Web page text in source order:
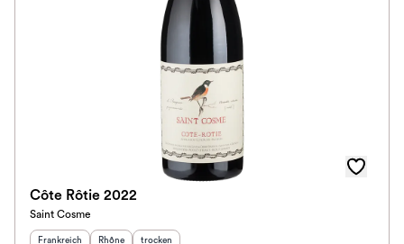
Côte Rôtie 2022
Saint Cosme
Herkunftsland
Frankreich Herkunftsregion:
Rhône Geschmack
trocken